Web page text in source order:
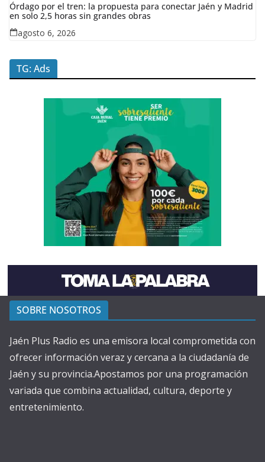
Órdago por el tren: la propuesta para conectar Jaén y Madrid
en solo 2,5 horas sin grandes obras
agosto 6, 2026
TG: Ads
SOBRE NOSOTROS
Jaén Plus Radio es una emisora local comprometida con
ofrecer información veraz y cercana a la ciudadanía de
Jaén y su provincia.Apostamos por una programación
variada que combina actualidad, cultura, deporte y
entretenimiento.